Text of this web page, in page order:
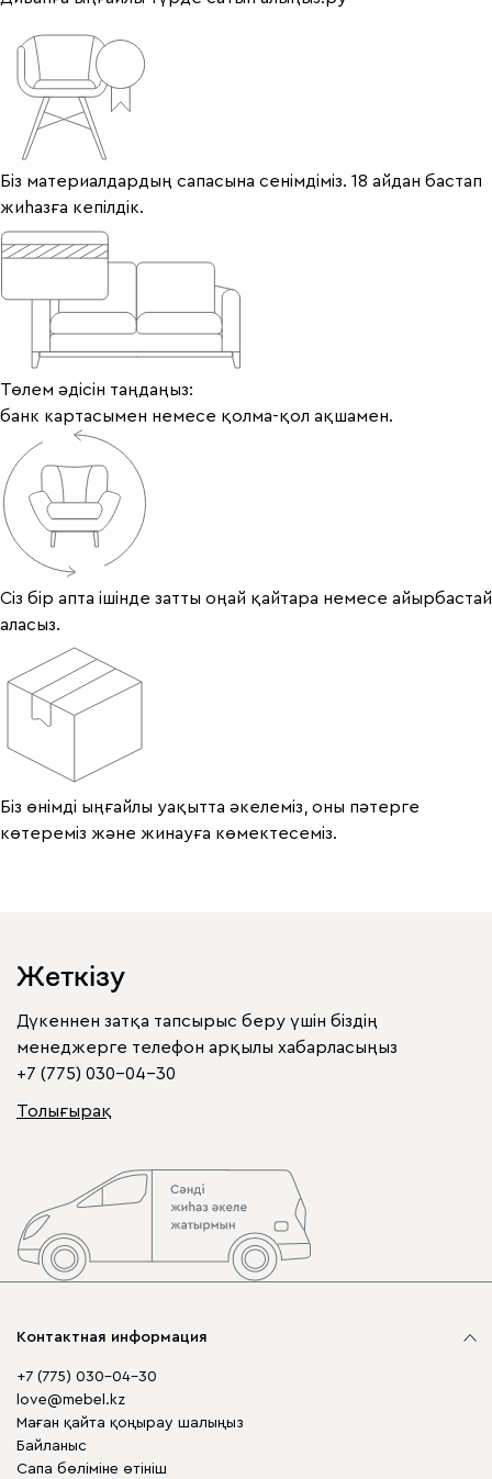
Біз материалдардың сапасына сенімдіміз. 18 айдан бастап
жиһазға кепілдік.
Төлем әдісін таңдаңыз:
банк картасымен немесе қолма-қол ақшамен.
Сіз бір апта ішінде затты оңай қайтара немесе айырбастай
аласыз.
Біз өнімді ыңғайлы уақытта әкелеміз, оны пәтерге
көтереміз және жинауға көмектесеміз.
Жеткізу
Дүкеннен затқа тапсырыс беру үшін біздің
менеджерге телефон арқылы хабарласыңыз
+7 (775) 030-04-30
Толығырақ
Контактная информация
+7 (775) 030-04-30
love@mebel.kz
Маған қайта қоңырау шалыңыз
Байланыс
Сапа бөліміне өтініш